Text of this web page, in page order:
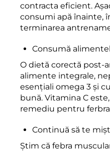
contracta eficient.
consumi apă înainte,
terminarea
Consumă
O dietă corectă post-
alimente integrale,
esențiali omega 3 și
bună. Vitamina C
remediu pentru
Continuă să te
Știm că febra